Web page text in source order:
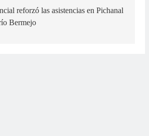
reforzó las asistencias en Pichanal
Bermejo